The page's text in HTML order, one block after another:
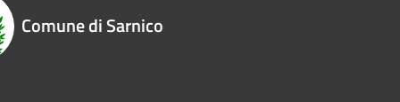
Comune di Sarnico